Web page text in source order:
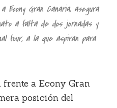
Gran Canaria, asegura
a falta de dos jornadas y
four, a la que aspiran para
a Econy Gran
posición del